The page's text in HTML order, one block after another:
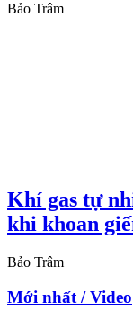
Bảo Trâm
Khí gas tự
khi khoan
Bảo Trâm
Mới nhất / Video